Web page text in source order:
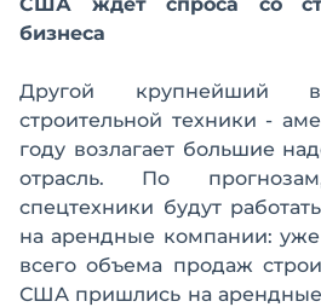
бизнеса
Другой
строительной техники -
году возлагает большие
отрасль. По
спецтехники будут
на арендные компании: уже
всего объема продаж
США пришлись на